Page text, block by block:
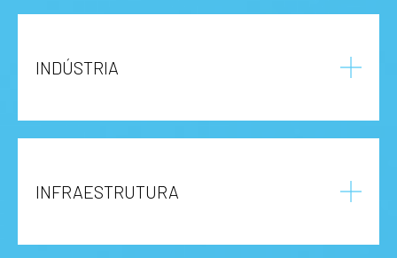
INDÚSTRIA
INFRAESTRUTURA